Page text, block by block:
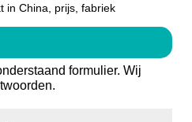
in China, prijs, fabriek
formulier. Wij